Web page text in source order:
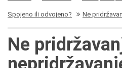
Spojeno ili odvojeno? Ne
Ne